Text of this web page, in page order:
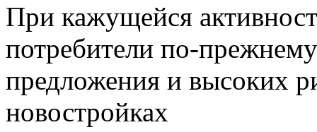
При кажущейся
потребители по-
предложения и высоких
новостройках